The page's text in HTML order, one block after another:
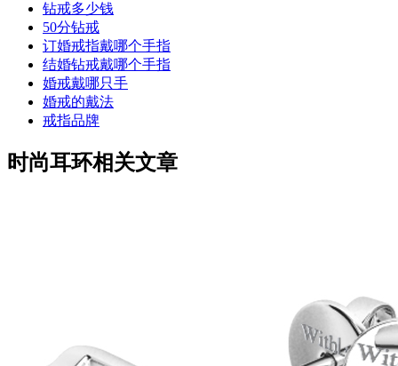
钻戒多少钱
50分钻戒
订婚戒指戴哪个手指
结婚钻戒戴哪个手指
婚戒戴哪只手
婚戒的戴法
戒指品牌
时尚耳环相关文章